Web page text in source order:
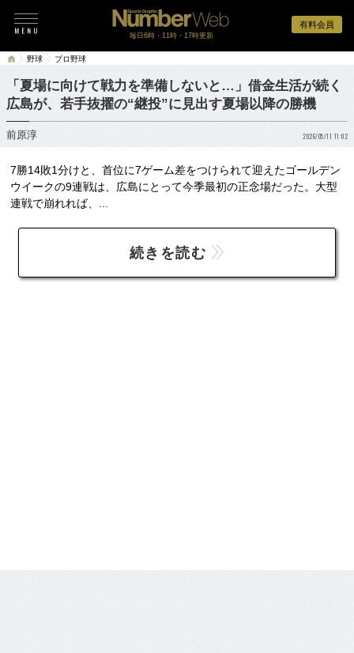
有料会員
毎日6時・11時・17時更新
野球 プロ野球
「夏場に向けて戦力を準備しないと…」借金生活が続く
広島が、若手抜擢の“継投”に見出す夏場以降の勝機
前原淳 2026/05/11 11:02
7勝14敗1分けと、首位に7ゲーム差をつけられて迎えたゴールデン
ウイークの9連戦は、広島にとって今季最初の正念場だった。大型
連戦で崩れれば、...
続きを読む